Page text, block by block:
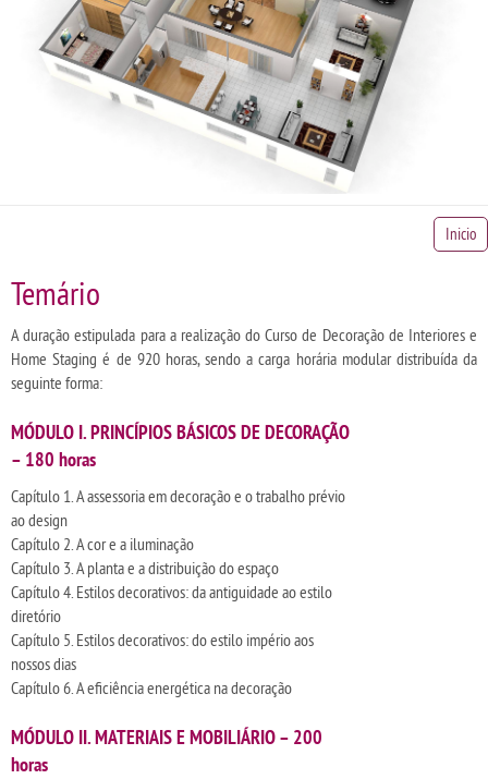
Inicio
Temário
A duração estipulada para a realização do Curso de Decoração de Interiores e
Home Staging é de 920 horas, sendo a carga horária modular distribuída da
seguinte forma:
MÓDULO I. PRINCÍPIOS BÁSICOS DE DECORAÇÃO
– 180 horas
Capítulo 1. A assessoria em decoração e o trabalho prévio
ao design
Capítulo 2. A cor e a iluminação
Capítulo 3. A planta e a distribuição do espaço
Capítulo 4. Estilos decorativos: da antiguidade ao estilo
diretório
Capítulo 5. Estilos decorativos: do estilo império aos
nossos dias
Capítulo 6. A eficiência energética na decoração
MÓDULO II. MATERIAIS E MOBILIÁRIO – 200
horas